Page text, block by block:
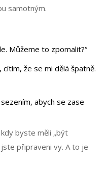
samotným.
Můžeme to zpomalit?“
že se mi dělá špatně.
abych se zase
byste měli „být
připraveni vy. A to je